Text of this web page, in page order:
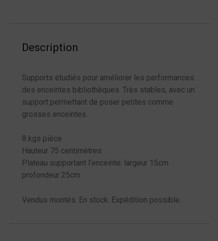
Description
Supports étudiés pour améliorer les performances
des enceintes bibliothèques. Très stables, avec un
support permettant de poser petites comme
grosses enceintes.
8 kgs pièce
Hauteur 75 centimètres
Plateau supportant l’enceinte: largeur 15cm
profondeur 25cm
Vendus montés. En stock. Expédition possible.